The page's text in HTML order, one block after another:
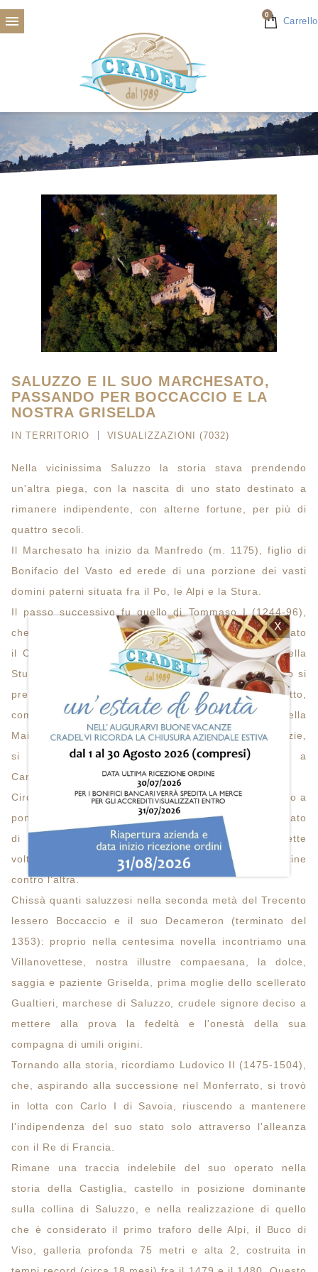
X
 0
Carrello
SALUZZO E IL SUO MARCHESATO,
PASSANDO PER BOCCACCIO E LA
NOSTRA GRISELDA
IN TERRITORIO VISUALIZZAZIONI (7032)
Nella vicinissima Saluzzo la storia stava prendendo
un'altra piega, con la nascita di uno stato destinato a
rimanere indipendente, con alterne fortune, per più di
quattro secoli.
Il Marchesato ha inizio da Manfredo (m. 1175), figlio di
Bonifacio del Vasto ed erede di una porzione dei vasti
domini paterni situata fra il Po, le Alpi e la Stura.
Il passo successivo fu quello di Tommaso I (1244-96),
che iniziò la costruzione del castello e annetté allo Stato
il Comune e il distretto di Cuneo oltre alla valle della
Stura, così che il marchesato alla fine del 13° secolo si
presentava come un insieme abbastanza compatto,
comprendente le valli della Stura, della Mellea, della
Maira e del Po, nonché la pianura che, dalle Alpi Cozie,
si incuneava in mezzo ai domini sabaudi fino a
Carmagnola.
Circondato da ogni parte dagli Stati sabaudi e premuto a
ponente dal Delfinato, ossia dalla Francia, il marchesato
di Saluzzo, per salvare la sua indipendenza, dovette
volta a volta appoggiarsi a una delle potenze vicine
contro l’altra.
Chissà quanti saluzzesi nella seconda metà del Trecento
lessero Boccaccio e il suo Decameron (terminato del
1353): proprio nella centesima novella incontriamo una
Villanovettese, nostra illustre compaesana, la dolce,
saggia e paziente Griselda, prima moglie dello scellerato
Gualtieri, marchese di Saluzzo, crudele signore deciso a
mettere alla prova la fedeltà e l'onestà della sua
compagna di umili origini.
Tornando alla storia, ricordiamo Ludovico II (1475-1504),
che, aspirando alla successione nel Monferrato, si trovò
in lotta con Carlo I di Savoia, riuscendo a mantenere
l'indipendenza del suo stato solo attraverso l'alleanza
con il Re di Francia.
Rimane una traccia indelebile del suo operato nella
storia della Castiglia, castello in posizione dominante
sulla collina di Saluzzo, e nella realizzazione di quello
che è considerato il primo traforo delle Alpi, il Buco di
Viso, galleria profonda 75 metri e alta 2, costruita in